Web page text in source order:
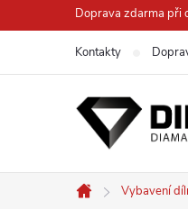
na
Doprava zdarma při
Kontakty
Domů
Vybavení